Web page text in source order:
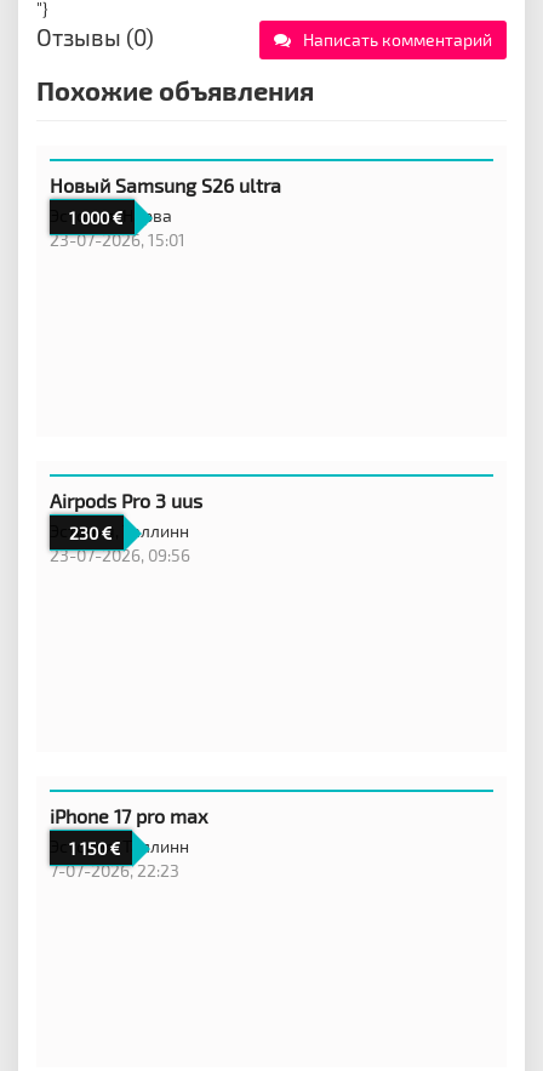
"}
Отзывы (0) Написать комментарий
Похожие объявления
1 000
Новый Samsung S26 ultra
Эстония, Нарва
23-07-2026, 15:01
230
Airpods Pro 3 uus
Эстония,
Таллинн
23-07-2026, 09:56
1 150
iPhone 17 pro max
Эстония,
Таллинн
7-07-2026, 22:23